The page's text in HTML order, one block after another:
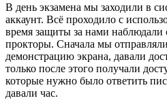
В день экзамена мы заходили в
аккаунт. Всё проходило с
время защиты за нами
прокторы. Сначала мы
демонстрацию экрана, давали
только после этого получали
которые нужно было ответить
давали час.